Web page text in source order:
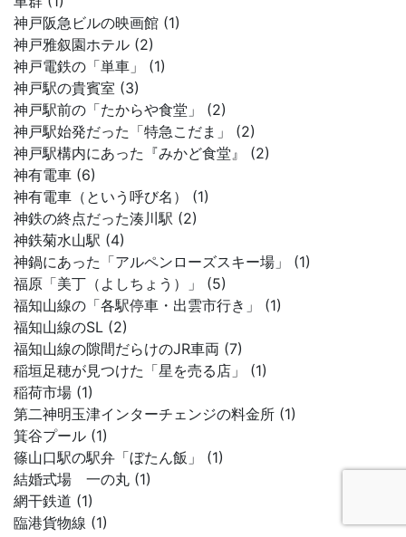
神戸阪急ビルの映画館 (1)
神戸雅叙園ホテル (2)
神戸電鉄の「単車」 (1)
神戸駅の貴賓室 (3)
神戸駅前の「たからや食堂」 (2)
神戸駅始発だった「特急こだま」 (2)
神戸駅構内にあった『みかど食堂』 (2)
神有電車 (6)
神有電車（という呼び名） (1)
神鉄の終点だった湊川駅 (2)
神鉄菊水山駅 (4)
神鍋にあった「アルペンローズスキー場」 (1)
福原「美丁（よしちょう）」 (5)
福知山線の「各駅停車・出雲市行き」 (1)
福知山線のSL (2)
福知山線の隙間だらけのJR車両 (7)
稲垣足穂が見つけた「星を売る店」 (1)
稲荷市場 (1)
第二神明玉津インターチェンジの料金所 (1)
箕谷プール (1)
篠山口駅の駅弁「ぼたん飯」 (1)
結婚式場 一の丸 (1)
網干鉄道 (1)
臨港貨物線 (1)